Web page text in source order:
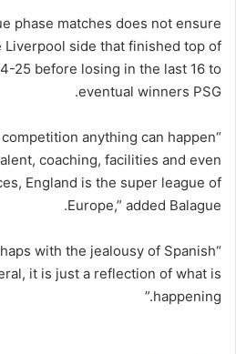
phase matches does not ensure
Liverpool side that finished top of
25 before losing in the last 16 to
eventual winners PSG.
competition anything can happen
coaching, facilities and even
England is the super league of
Europe,” added Balague.
with the jealousy of Spanish
it is just a reflection of what is
happening.”